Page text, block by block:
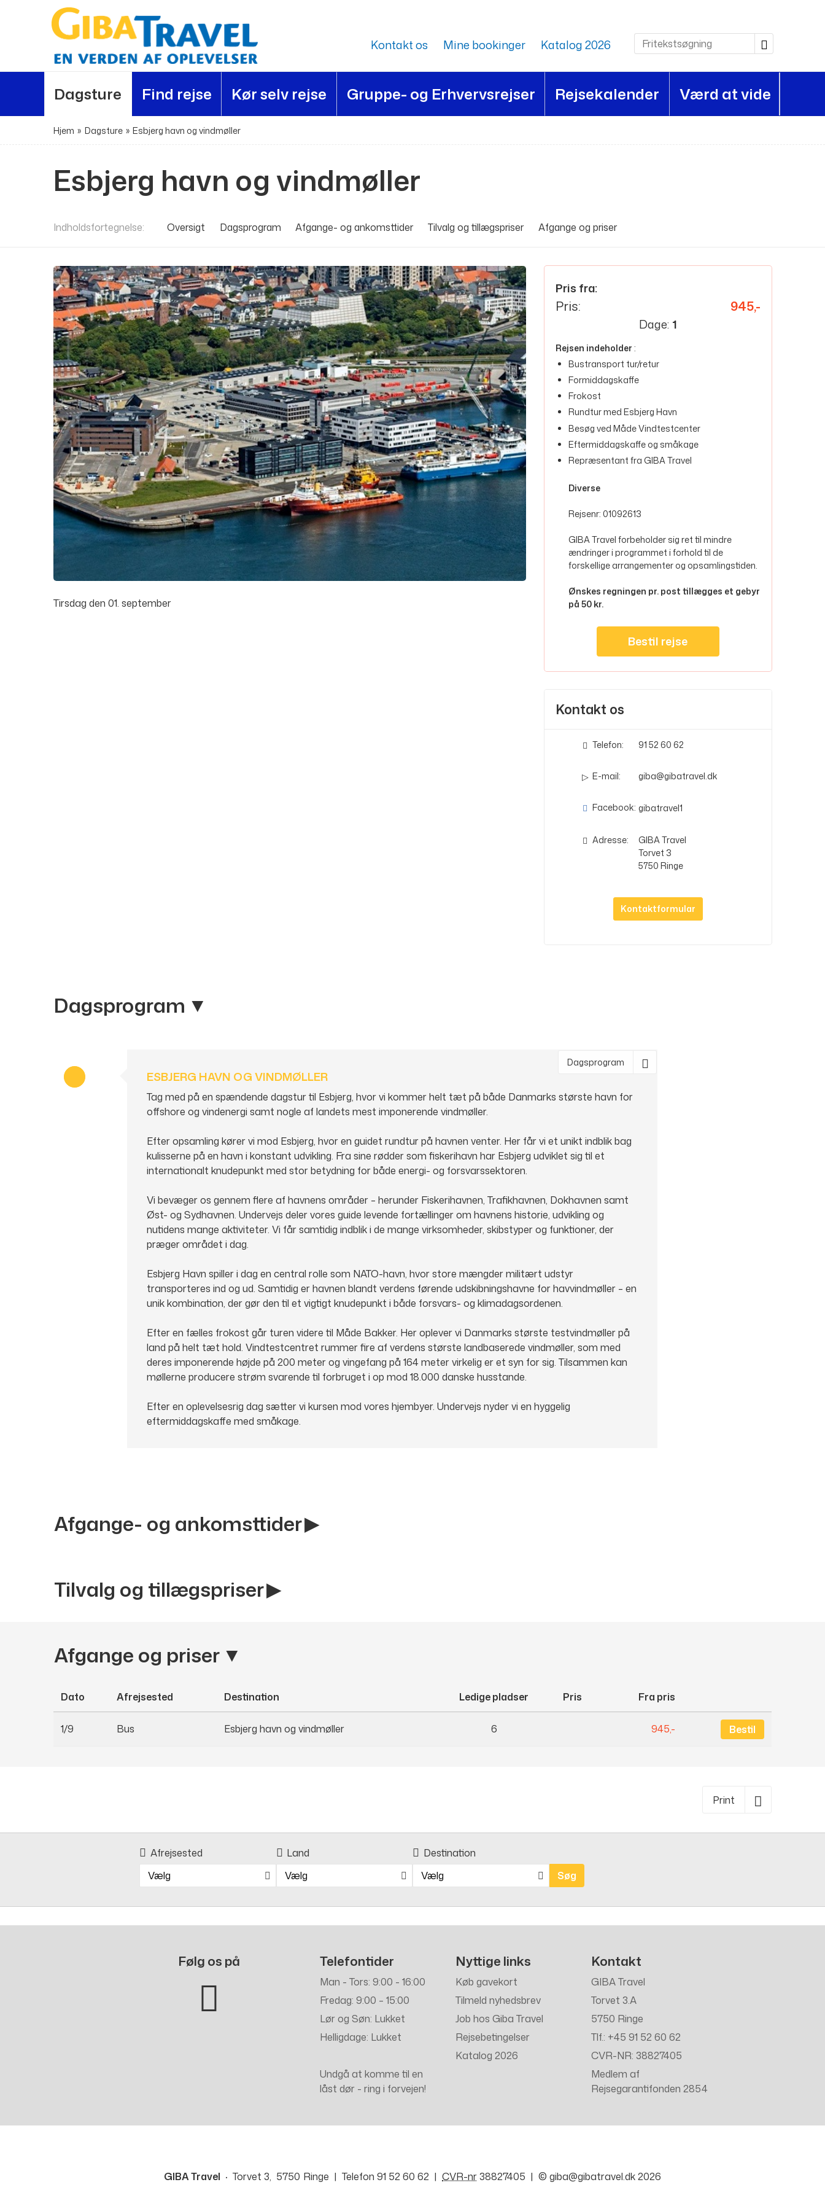
Kontakt os Mine bookinger Katalog 2026
Dagsture Find rejse Kør selv rejse Gruppe- og Erhvervsrejser Rejsekalender Værd at vide
Hjem » Dagsture » Esbjerg havn og vindmøller
Esbjerg havn og vindmøller
Indholdsfortegnelse Oversigt Dagsprogram Afgange- og ankomsttider Tilvalg og tillægspriser Afgange og priser
Tirsdag den 01. september
Pris fra:
Pris: 945,-
Dage: 1
Rejsen indeholder :
Bustransport tur/retur
Formiddagskaffe
Frokost
Rundtur med Esbjerg Havn
Besøg ved Måde Vindtestcenter
Eftermiddagskaffe og småkage
Repræsentant fra GIBA Travel
Diverse
Rejsenr: 01092613
GIBA Travel forbeholder sig ret til mindre
ændringer i programmet i forhold til de
forskellige arrangementer og opsamlingstiden.
Ønskes regningen pr. post tillægges et gebyr
på 50 kr.
Bestil rejse
Kontakt os
Telefon: 91 52 60 62
E-mail: giba@gibatravel.dk
Facebook: gibatravel1
Adresse:
GIBA Travel
Torvet 3
5750Ringe
Kontaktformular
Dagsprogram
Dagsprogram
ESBJERG HAVN OG VINDMØLLER
Tag med på en spændende dagstur til Esbjerg, hvor vi kommer helt tæt på både Danmarks største havn for
offshore og vindenergi samt nogle af landets mest imponerende vindmøller.
Efter opsamling kører vi mod Esbjerg, hvor en guidet rundtur på havnen venter. Her får vi et unikt indblik bag
kulisserne på en havn i konstant udvikling. Fra sine rødder som fiskerihavn har Esbjerg udviklet sig til et
internationalt knudepunkt med stor betydning for både energi- og forsvarssektoren.
Vi bevæger os gennem flere af havnens områder – herunder Fiskerihavnen, Trafikhavnen, Dokhavnen samt
Øst- og Sydhavnen. Undervejs deler vores guide levende fortællinger om havnens historie, udvikling og
nutidens mange aktiviteter. Vi får samtidig indblik i de mange virksomheder, skibstyper og funktioner, der
præger området i dag.
Esbjerg Havn spiller i dag en central rolle som NATO-havn, hvor store mængder militært udstyr
transporteres ind og ud. Samtidig er havnen blandt verdens førende udskibningshavne for havvindmøller – en
unik kombination, der gør den til et vigtigt knudepunkt i både forsvars- og klimadagsordenen.
Efter en fælles frokost går turen videre til Måde Bakker. Her oplever vi Danmarks største testvindmøller på
land på helt tæt hold. Vindtestcentret rummer fire af verdens største landbaserede vindmøller, som med
deres imponerende højde på 200 meter og vingefang på 164 meter virkelig er et syn for sig. Tilsammen kan
møllerne producere strøm svarende til forbruget i op mod 18.000 danske husstande.
Efter en oplevelsesrig dag sætter vi kursen mod vores hjembyer. Undervejs nyder vi en hyggelig
eftermiddagskaffe med småkage.
Afgange- og ankomsttider
Tilvalg og tillægspriser
Afgange og priser
Dato Afrejsested Destination Ledige pladser Pris Fra pris
1/9 Bus Esbjerg havn og vindmøller 6 945,- Bestil
Print
Afrejsested
Vælg
Land
Vælg
Destination
Vælg
Søg
Følg os på Telefontider
Man - Tors: 9:00 - 16:00
Fredag: 9:00 – 15:00
Lør og Søn: Lukket
Helligdage: Lukket
Undgå at komme til en
låst dør - ring i forvejen!
Nyttige links
Køb gavekort
Tilmeld nyhedsbrev
Job hos Giba Travel
Rejsebetingelser
Katalog 2026
Kontakt
GIBA Travel
Torvet 3.A
5750 Ringe
Tlf.: +45 91 52 60 62
CVR-NR: 38827405
Medlem af
Rejsegarantifonden 2854
GIBA Travel Torvet 3 5750 Ringe Telefon91 52 60 62 CVR-nr38827405 ©giba@gibatravel.dk2026